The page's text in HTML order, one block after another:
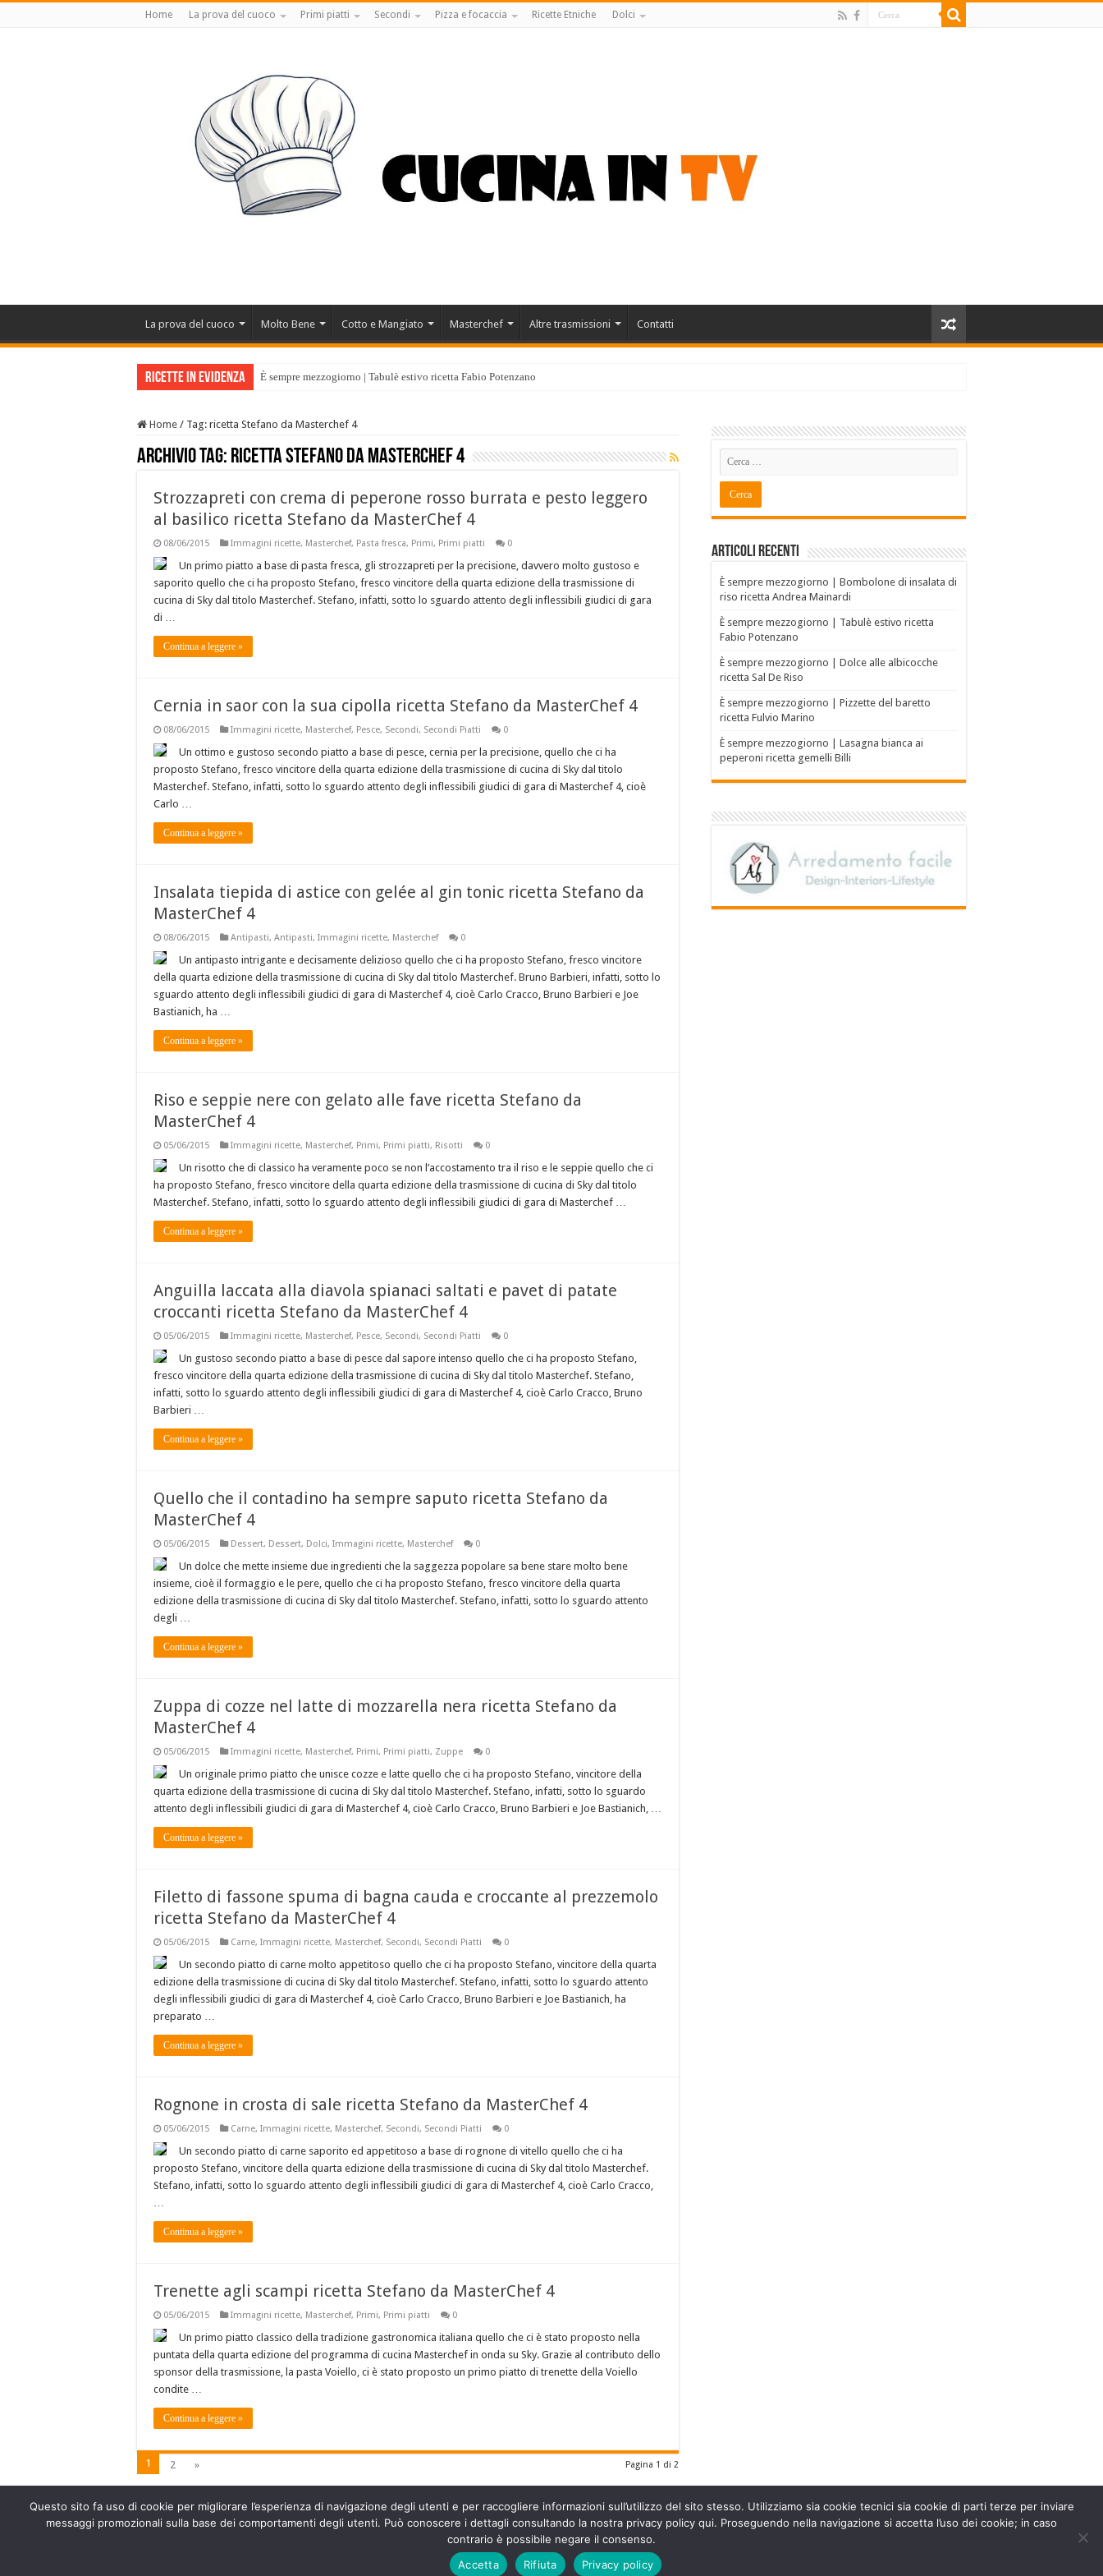
Home La prova del cuoco Primi piatti Secondi Pizza e focaccia Ricette Etniche Dolci
La prova del cuoco Molto Bene Cotto e Mangiato Masterchef Altre trasmissioni Contatti
Ricette in evidenza È sempre mezzogiorno | Tabulè estivo ricetta Fabio Potenzano
Home / Tag: ricetta Stefano da Masterchef 4
Archivio tag: ricetta Stefano da Masterchef 4
Strozzapreti con crema di peperone rosso burrata e pesto leggero
al basilico ricetta Stefano da MasterChef 4
08/06/2015 Immagini ricette, Masterchef, Pasta fresca, Primi, Primi piatti 0
Un primo piatto a base di pasta fresca, gli strozzapreti per la precisione, davvero molto gustoso e
saporito quello che ci ha proposto Stefano, fresco vincitore della quarta edizione della trasmissione di
cucina di Sky dal titolo Masterchef. Stefano, infatti, sotto lo sguardo attento degli inflessibili giudici di gara
di …
Continua a leggere »
Cernia in saor con la sua cipolla ricetta Stefano da MasterChef 4
08/06/2015 Immagini ricette, Masterchef, Pesce, Secondi, Secondi Piatti 0
Un ottimo e gustoso secondo piatto a base di pesce, cernia per la precisione, quello che ci ha
proposto Stefano, fresco vincitore della quarta edizione della trasmissione di cucina di Sky dal titolo
Masterchef. Stefano, infatti, sotto lo sguardo attento degli inflessibili giudici di gara di Masterchef 4, cioè
Carlo …
Continua a leggere »
Insalata tiepida di astice con gelée al gin tonic ricetta Stefano da
MasterChef 4
08/06/2015 Antipasti, Antipasti, Immagini ricette, Masterchef 0
Un antipasto intrigante e decisamente delizioso quello che ci ha proposto Stefano, fresco vincitore
della quarta edizione della trasmissione di cucina di Sky dal titolo Masterchef. Bruno Barbieri, infatti, sotto lo
sguardo attento degli inflessibili giudici di gara di Masterchef 4, cioè Carlo Cracco, Bruno Barbieri e Joe
Bastianich, ha …
Continua a leggere »
Riso e seppie nere con gelato alle fave ricetta Stefano da
MasterChef 4
05/06/2015 Immagini ricette, Masterchef, Primi, Primi piatti, Risotti 0
Un risotto che di classico ha veramente poco se non l’accostamento tra il riso e le seppie quello che ci
ha proposto Stefano, fresco vincitore della quarta edizione della trasmissione di cucina di Sky dal titolo
Masterchef. Stefano, infatti, sotto lo sguardo attento degli inflessibili giudici di gara di Masterchef …
Continua a leggere »
Anguilla laccata alla diavola spianaci saltati e pavet di patate
croccanti ricetta Stefano da MasterChef 4
05/06/2015 Immagini ricette, Masterchef, Pesce, Secondi, Secondi Piatti 0
Un gustoso secondo piatto a base di pesce dal sapore intenso quello che ci ha proposto Stefano,
fresco vincitore della quarta edizione della trasmissione di cucina di Sky dal titolo Masterchef. Stefano,
infatti, sotto lo sguardo attento degli inflessibili giudici di gara di Masterchef 4, cioè Carlo Cracco, Bruno
Barbieri …
Continua a leggere »
Quello che il contadino ha sempre saputo ricetta Stefano da
MasterChef 4
05/06/2015 Dessert, Dessert, Dolci, Immagini ricette, Masterchef 0
Un dolce che mette insieme due ingredienti che la saggezza popolare sa bene stare molto bene
insieme, cioè il formaggio e le pere, quello che ci ha proposto Stefano, fresco vincitore della quarta
edizione della trasmissione di cucina di Sky dal titolo Masterchef. Stefano, infatti, sotto lo sguardo attento
degli …
Continua a leggere »
Zuppa di cozze nel latte di mozzarella nera ricetta Stefano da
MasterChef 4
05/06/2015 Immagini ricette, Masterchef, Primi, Primi piatti, Zuppe 0
Un originale primo piatto che unisce cozze e latte quello che ci ha proposto Stefano, vincitore della
quarta edizione della trasmissione di cucina di Sky dal titolo Masterchef. Stefano, infatti, sotto lo sguardo
attento degli inflessibili giudici di gara di Masterchef 4, cioè Carlo Cracco, Bruno Barbieri e Joe Bastianich, …
Continua a leggere »
Filetto di fassone spuma di bagna cauda e croccante al prezzemolo
ricetta Stefano da MasterChef 4
05/06/2015 Carne, Immagini ricette, Masterchef, Secondi, Secondi Piatti 0
Un secondo piatto di carne molto appetitoso quello che ci ha proposto Stefano, vincitore della quarta
edizione della trasmissione di cucina di Sky dal titolo Masterchef. Stefano, infatti, sotto lo sguardo attento
degli inflessibili giudici di gara di Masterchef 4, cioè Carlo Cracco, Bruno Barbieri e Joe Bastianich, ha
preparato …
Continua a leggere »
Rognone in crosta di sale ricetta Stefano da MasterChef 4
05/06/2015 Carne, Immagini ricette, Masterchef, Secondi, Secondi Piatti 0
Un secondo piatto di carne saporito ed appetitoso a base di rognone di vitello quello che ci ha
proposto Stefano, vincitore della quarta edizione della trasmissione di cucina di Sky dal titolo Masterchef.
Stefano, infatti, sotto lo sguardo attento degli inflessibili giudici di gara di Masterchef 4, cioè Carlo Cracco,
…
Continua a leggere »
Trenette agli scampi ricetta Stefano da MasterChef 4
05/06/2015 Immagini ricette, Masterchef, Primi, Primi piatti 0
Un primo piatto classico della tradizione gastronomica italiana quello che ci è stato proposto nella
puntata della quarta edizione del programma di cucina Masterchef in onda su Sky. Grazie al contributo dello
sponsor della trasmissione, la pasta Voiello, ci è stato proposto un primo piatto di trenette della Voiello
condite …
Continua a leggere »
Pagina 1 di 2
1 2 »
Articoli recenti
È sempre mezzogiorno | Bombolone di insalata di
riso ricetta Andrea Mainardi
È sempre mezzogiorno | Tabulè estivo ricetta
Fabio Potenzano
È sempre mezzogiorno | Dolce alle albicocche
ricetta Sal De Riso
È sempre mezzogiorno | Pizzette del baretto
ricetta Fulvio Marino
È sempre mezzogiorno | Lasagna bianca ai
peperoni ricetta gemelli Billi
Questo sito fa uso di cookie per migliorare l’esperienza di navigazione degli utenti e per raccogliere informazioni sull’utilizzo del sito stesso. Utilizziamo sia cookie tecnici sia cookie di parti terze per inviare
messaggi promozionali sulla base dei comportamenti degli utenti. Può conoscere i dettagli consultando la nostra privacy policy qui. Proseguendo nella navigazione si accetta l’uso dei cookie; in caso
contrario è possibile negare il consenso.
Accetta
Rifiuta Privacy policy